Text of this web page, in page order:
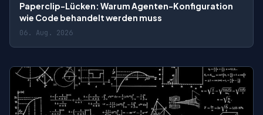
Paperclip-Lücken: Warum Agenten-Konfiguration
wie Code behandelt werden muss
06. Aug. 2026